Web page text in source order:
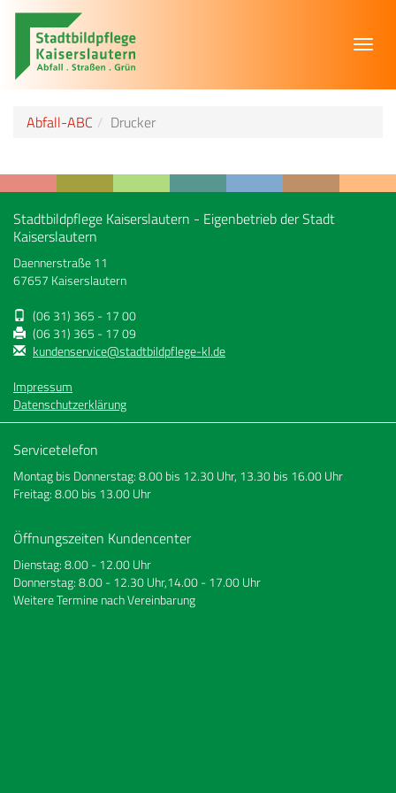
Abfall-ABC Drucker
Stadtbildpflege Kaiserslautern - Eigenbetrieb der Stadt
Kaiserslautern
Daennerstraße 11
67657 Kaiserslautern
(06 31) 365 - 17 00
(06 31) 365 - 17 09
kundenservice@stadtbildpflege-kl.de
Impressum
Datenschutzerklärung
Servicetelefon
Montag bis Donnerstag: 8.00 bis 12.30 Uhr, 13.30 bis 16.00 Uhr
Freitag: 8.00 bis 13.00 Uhr
Öffnungszeiten Kundencenter
Dienstag: 8.00 - 12.00 Uhr
Donnerstag: 8.00 - 12.30 Uhr,14.00 - 17.00 Uhr
Weitere Termine nach Vereinbarung